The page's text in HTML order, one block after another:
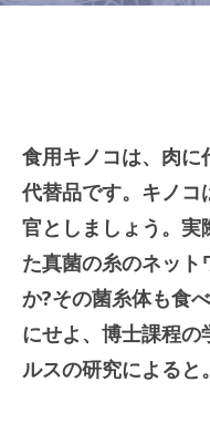
食用キノコは、肉に
代替品です。キノコ
官としましょう。実
た真菌の糸のネット
か?その菌糸体も食
にせよ、博士課程
ルスの研究によると。